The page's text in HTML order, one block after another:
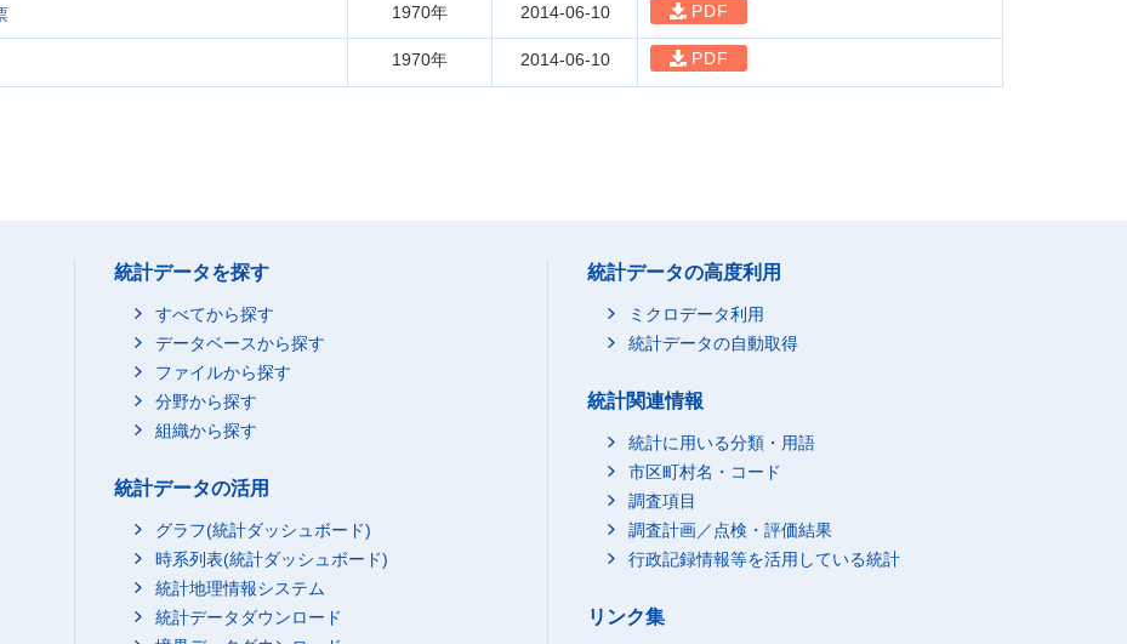
1970年 2014-06-10 PDF
1970年 2014-06-10 PDF
統計データを探す
すべてから探す
データベースから探す
ファイルから探す
分野から探す
組織から探す
統計データの活用
グラフ(統計ダッシュボード)
時系列表(統計ダッシュボード)
統計地理情報システム
統計データダウンロード
統計データの高度利用
ミクロデータ利用
統計データの自動取得
統計関連情報
統計に用いる分類・用語
市区町村名・コード
調査項目
調査計画／点検・評価結果
行政記録情報等を活用している統計
リンク集